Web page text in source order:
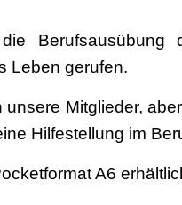
Berufsausübung
Leben gerufen.
Mitglieder,
Hilfestellung im
A6